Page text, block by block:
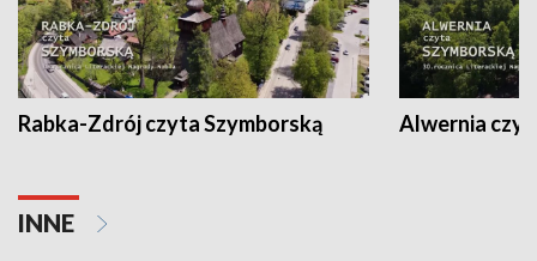
Rabka-Zdrój czyta Szymborską Alwernia
INNE